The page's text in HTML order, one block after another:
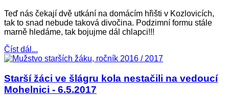
Teď nás čekají dvě utkání na domácím hřišti v Kozlovicích,
tak to snad nebude taková divočina. Podzimní formu stále
marně hledáme, tak bojujme dál chlapci!!!
Číst dál...
Starší žáci ve šlágru kola nestačili na vedoucí
Mohelnici - 6.5.2017